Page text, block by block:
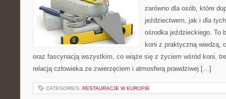
zarówno dla osób, które
jeździectwem, jak i dla
ośrodka jeździeckiego. To
koni z praktyczną wiedzą,
oraz fascynacją wszystkim, co wiąże się z życiem wśród koni,
relacją człowieka ze zwierzęciem i atmosferą prawdziwej […]
CATEGORIES: RESTAURACJE W EUROPIE